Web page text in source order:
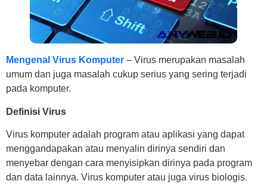
Mengenal Virus Komputer – Virus merupakan masalah
umum dan juga masalah cukup serius yang sering terjadi
pada komputer.
Definisi Virus
Virus komputer adalah program atau aplikasi yang dapat
menggandapakan atau menyalin dirinya sendiri dan
menyebar dengan cara menyisipkan dirinya pada program
dan data lainnya. Virus komputer atau juga virus biologis.